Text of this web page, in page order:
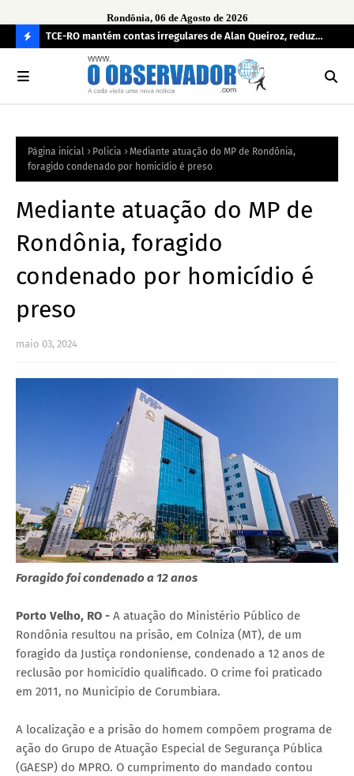
Rondônia, 06 de Agosto de 2026
O
R
TCE-RO mantém contas irregulares de Alan Queiroz, reduz
multa e caso pode gerar Inelegibilidade
Página inicial Policia
Mediante atuação do MP de Rondônia,
foragido condenado por homicídio é preso
Mediante atuação do MP de
Rondônia, foragido
condenado por homicídio é
preso
maio 03, 2024
Foragido foi condenado a 12 anos
Porto Velho, RO - A atuação do Ministério Público de
Rondônia resultou na prisão, em Colniza (MT), de um
foragido da Justiça rondoniense, condenado a 12 anos de
reclusão por homicídio qualificado. O crime foi praticado
em 2011, no Município de Corumbiara.
A localização e a prisão do homem compõem programa de
ação do Grupo de Atuação Especial de Segurança Pública
(GAESP) do MPRO. O cumprimento do mandado contou